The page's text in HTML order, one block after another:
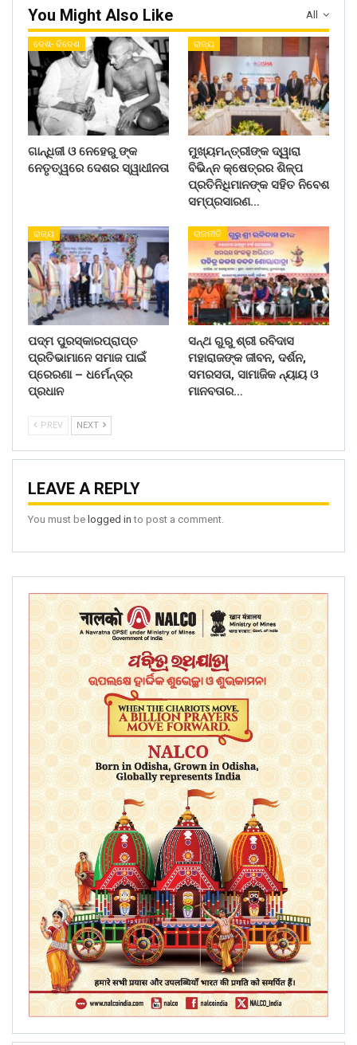
All
You Might Also Like
ଦେଶ- ବିଦେଶ
ଗାନ୍ଧିଜୀ ଓ ନେହେରୁ ଙ୍କ
ନେତୃତ୍ୱରେ ଦେଶର ସ୍ୱାଧୀନତା
ରାଜ୍ୟ
ମୁଖ୍ୟମନ୍ତ୍ରୀଙ୍କ ଦ୍ୱାରା
ବିଭିନ୍ନ କ୍ଷେତ୍ରର ଶିଳ୍ପ
ପ୍ରତିନିଧିମାନଙ୍କ ସହିତ ନିବେଶ
ସମ୍ପ୍ରସାରଣ…
ରାଜ୍ୟ
ପଦ୍ମ ପୁରସ୍କାରପ୍ରାପ୍ତ
ପ୍ରତିଭାମାନେ ସମାଜ ପାଇଁ
ପ୍ରେରଣା – ଧର୍ମେନ୍ଦ୍ର
ପ୍ରଧାନ
ରାଜନୀତି
ସନ୍ଥ ଗୁରୁ ଶ୍ରୀ ରବିଦାସ
ମହାରାଜଙ୍କ ଜୀବନ, ଦର୍ଶନ,
ସମରସତା, ସାମାଜିକ ନ୍ୟାୟ ଓ
ମାନବତାର…
PREV NEXT
LEAVE A REPLY
You must be logged in to post a comment.